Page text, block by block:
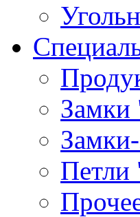
Замки
Петли